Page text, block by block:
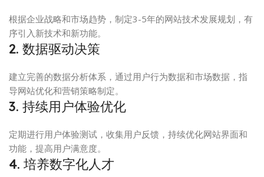
根据企业战略和市场趋势，制定3-5年的网站技术发展规划，有
序引入新技术和新功能。
2. 数据驱动决策
建立完善的数据分析体系，通过用户行为数据和市场数据，指
导网站优化和营销策略制定。
3. 持续用户体验优化
定期进行用户体验测试，收集用户反馈，持续优化网站界面和
功能，提高用户满意度。
4. 培养数字化人才